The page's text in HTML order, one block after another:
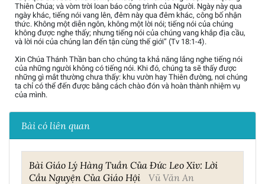
Thiên Chúa; và vòm trời loan báo công trình của Người. Ngày này qua
ngày khác, tiếng nói vang lên, đêm này qua đêm khác, công bố nhận
thức. Không một diễn ngôn, không một lời nói; tiếng nói của chúng
không được nghe thấy; nhưng tiếng nói của chúng vang khắp địa cầu,
và lời nói của chúng lan đến tận cùng thế giới” (Tv 18:1-4).
Xin Chúa Thánh Thần ban cho chúng ta khả năng lắng nghe tiếng nói
của những người không có tiếng nói. Khi đó, chúng ta sẽ thấy được
những gì mắt thường chưa thấy: khu vườn hay Thiên đường, nơi chúng
ta chỉ có thể đến được bằng cách chào đón và hoàn thành nhiệm vụ
của mình.
Bài có liên quan
Bài Giáo Lý Hàng Tuần Của Đức Leo Xiv: Lời
Cầu Nguyện Của Giáo Hội
Vũ Văn An